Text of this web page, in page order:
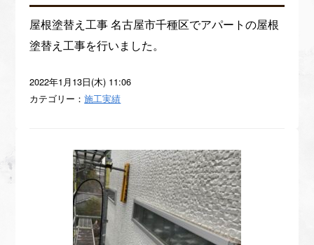
屋根塗替え工事 名古屋市千種区でアパートの屋根
塗替え工事を行いました。
2022年1月13日(木) 11:06
カテゴリー：施工実績